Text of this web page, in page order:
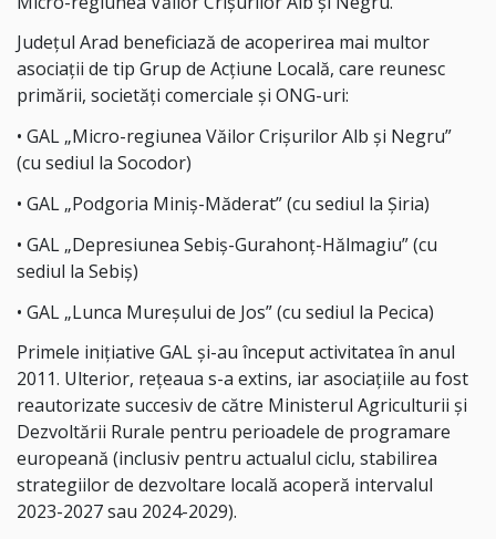
Județul Arad beneficiază de acoperirea mai multor
asociații de tip Grup de Acțiune Locală, care reunesc
primării, societăți comerciale și ONG-uri:
• GAL „Micro-regiunea Văilor Crișurilor Alb și Negru”
(cu sediul la Socodor)
• GAL „Podgoria Miniș-Măderat” (cu sediul la Șiria)
• GAL „Depresiunea Sebiș-Gurahonț-Hălmagiu” (cu
sediul la Sebiș)
• GAL „Lunca Mureșului de Jos” (cu sediul la Pecica)
Primele inițiative GAL și-au început activitatea în anul
2011. Ulterior, rețeaua s-a extins, iar asociațiile au fost
reautorizate succesiv de către Ministerul Agriculturii și
Dezvoltării Rurale pentru perioadele de programare
europeană (inclusiv pentru actualul ciclu, stabilirea
strategiilor de dezvoltare locală acoperă intervalul
2023-2027 sau 2024-2029).